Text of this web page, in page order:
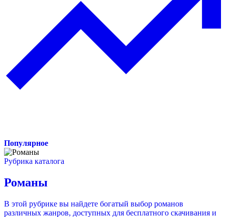
Популярное
Рубрика каталога
Романы
В этой рубрике вы найдете богатый выбор романов
различных жанров, доступных для бесплатного скачивания и